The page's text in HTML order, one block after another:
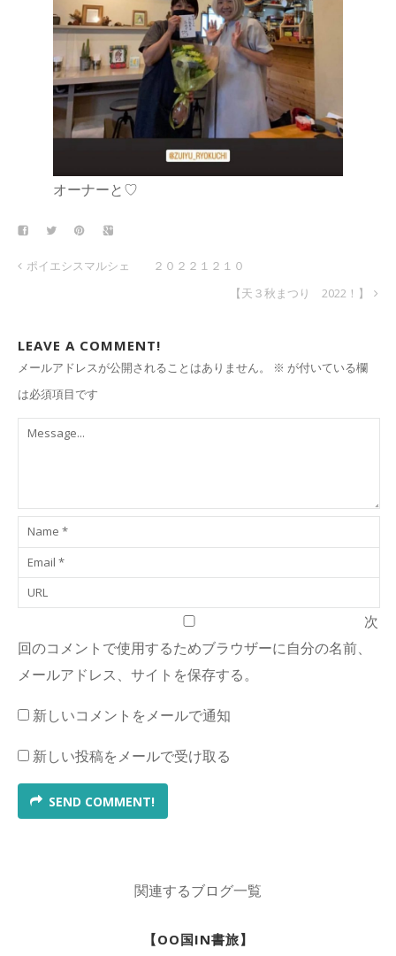
オーナーと♡
ポイエシスマルシェ ２０２２１２１０
【天３秋まつり 2022！】
LEAVE A COMMENT!
メールアドレスが公開されることはありません。 ※ が付いている欄
は必須項目です
次
回のコメントで使用するためブラウザーに自分の名前、
メールアドレス、サイトを保存する。
新しいコメントをメールで通知
新しい投稿をメールで受け取る
SEND COMMENT!
関連するブログ一覧
【OO国IN書旅】